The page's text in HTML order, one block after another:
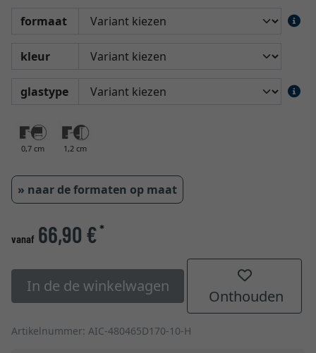
formaat
kleur
glastype
0,7 cm 1,2 cm
» naar de formaten op maat
vanaf 66,90 €*
In de de winkelwagen
Onthouden
Artikelnummer: AIC-480465D170-10-H